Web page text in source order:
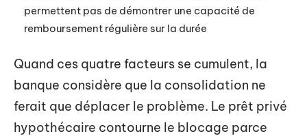
permettent pas de démontrer une capacité de
remboursement régulière sur la durée
Quand ces quatre facteurs se cumulent, la
banque considère que la consolidation ne
ferait que déplacer le problème. Le prêt privé
hypothécaire contourne le blocage parce